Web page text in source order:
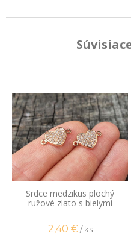
Srdce medzikus plochý
ružové zlato s bielymi
2,40 € / ks